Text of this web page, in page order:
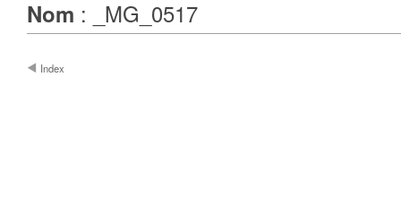
Nom : _MG_0517
Index